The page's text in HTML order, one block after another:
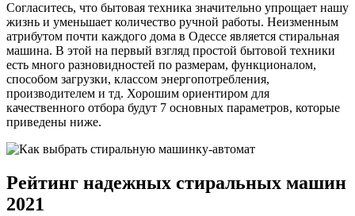
Согласитесь, что бытовая техника значительно упрощает нашу
жизнь и уменьшает количество ручной работы. Неизменным
атрибутом почти каждого дома в Одессе является стиральная
машина. В этой на первый взгляд простой бытовой техники
есть много разновидностей по размерам, функционалом,
способом загрузки, классом энергопотребления,
производителем и тд. Хорошим ориентиром для
качественного отбора будут 7 основных параметров, которые
приведены ниже.
Рейтинг надежных стиральных машин
2021